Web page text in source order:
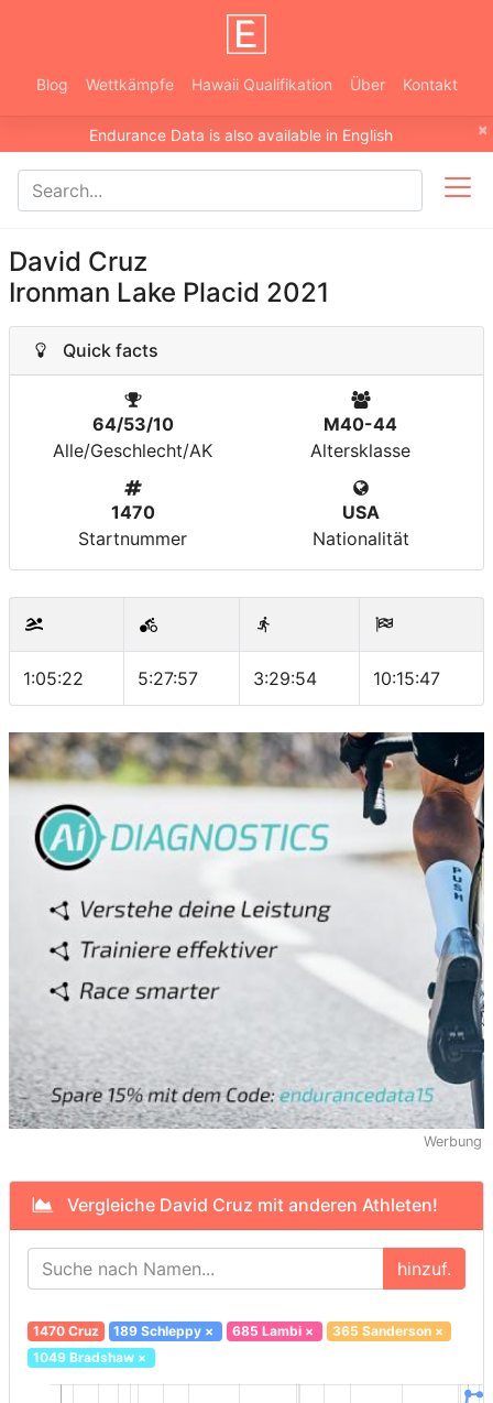
Blog Wettkämpfe Hawaii Qualifikation Über Kontakt
×
Endurance Data is also available in English
David Cruz
Ironman Lake Placid 2021
Quick facts
64/53/10
Alle/Geschlecht/AK
M40-44
Altersklasse
1470
Startnummer
USA
Nationalität
1:05:22 5:27:57 3:29:54 10:15:47
Werbung
Vergleiche David Cruz mit anderen Athleten!
hinzuf.
1470 Cruz 189 Schleppy × 685 Lambi× 365 Sanderson×
1049 Bradshaw×